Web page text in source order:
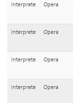
Interprete Opera
Interprete Opera
Interprete Opera
Interprete Opera